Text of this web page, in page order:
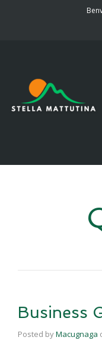
Business
Posted byMacugnaga